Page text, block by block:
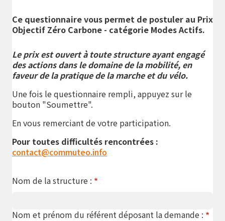
Ce questionnaire vous permet de postuler au Prix
Objectif Zéro Carbone - catégorie Modes Actifs.
Le prix est ouvert à toute structure ayant engagé
des actions dans le domaine de la mobilité, en
faveur de la pratique de la marche et du vélo.
Une fois le questionnaire rempli, appuyez sur le
bouton "Soumettre".
En vous remerciant de votre participation.
Pour toutes difficultés rencontrées :
contact@commuteo.info
Nom de la structure :
Nom et prénom du référent déposant la demande :